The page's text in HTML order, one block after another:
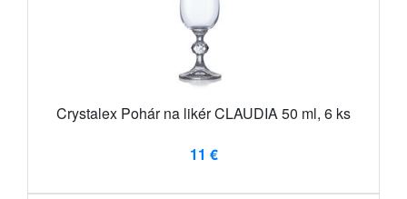
Crystalex Pohár na likér CLAUDIA 50 ml, 6 ks
11 €